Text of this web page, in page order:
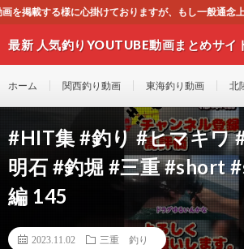
もし一般通念上不適合と思われる動画がござ
最新 人気釣りYOUTUBE動画まとめサイ
ホーム 関西釣り動画 東海釣り動画 北
#HIT集 #釣り #ヒマキワ
明石 #釣堀 #三重 #short
編 145
2023.11.02 三重 釣り